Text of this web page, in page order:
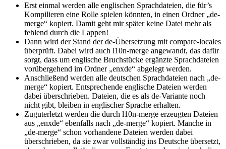
Erst einmal werden alle englischen Sprachdateien, die für’s
Kompilieren eine Rolle spielen könnten, in einen Ordner „de-
merge“ kopiert. Damit geht mir später keine Datei mehr als
fehlend durch die Lappen!
Dann wird der Stand der de-Übersetzung mit compare-locales
überprüft. Dabei wird auch l10n-merge angewandt, das dafür
sorgt, dass um englische Bruchstücke ergänzte Sprachdateien
vorübergehend im Ordner „enxde“ abgelegt werden.
Anschließend werden alle deutschen Sprachdateien nach „de-
merge“ kopiert. Entsprechende englische Dateien werden
dabei überschrieben. Dateien, die es als de-Variante noch
nicht gibt, bleiben in englischer Sprache erhalten.
Zuguterletzt werden die durch l10n-merge erzeugten Dateien
aus „enxde“ ebenfalls nach „de-merge“ kopiert. Manche in
„de-merge“ schon vorhandene Dateien werden dabei
überschrieben, da sie zwar vollständig ins Deutsche übersetzt,